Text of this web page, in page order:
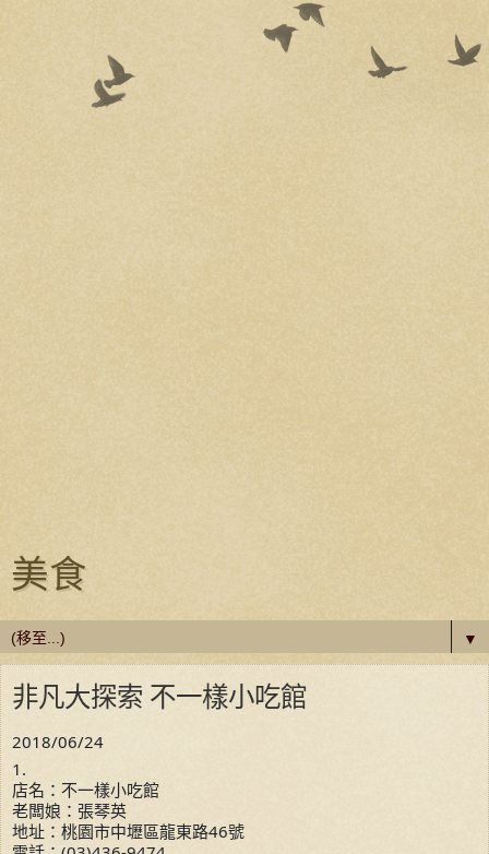
美食
▼
非凡大探索 不一樣小吃館
2018/06/24
1.
店名：不一樣小吃館
老闆娘：張琴英
地址：桃園市中壢區龍東路46號